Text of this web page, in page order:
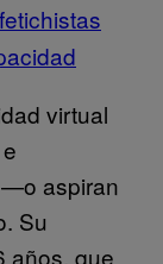
virtual
—o aspiran
Su
años, que